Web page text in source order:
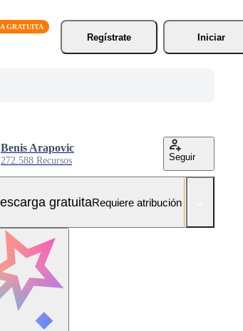
Regístrate
Iniciar
Benis Arapovic
272.588 Recursos Seguir
gratuitaRequiere atribución